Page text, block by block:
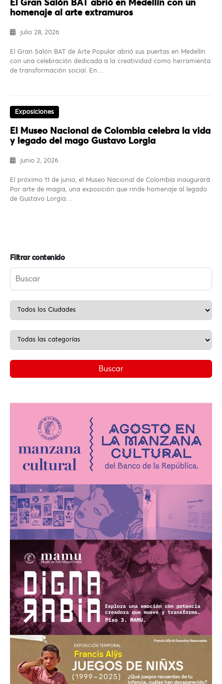
El Gran Salón BAT abrió en Medellín con un
homenaje al arte extramuros
julio 28, 2026
El Gran Salón BAT de Arte Popular abrió sus puertas en Medellín
con una celebración dedicada a la creatividad como herramienta
de transformación social. En…
Exposiciones
El Museo Nacional de Colombia celebra la vida
y legado del mago Gustavo Lorgia
junio 2, 2026
El próximo 11 de junio, el Museo Nacional de Colombia inaugurará
Por arte de magia, una exposición que rinde homenaje al legado
de Gustavo Lorgia…
Filtrar contenido